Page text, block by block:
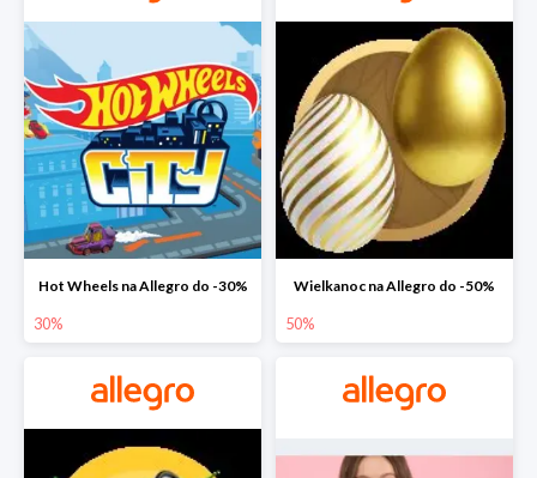
Hot Wheels na Allegro do -30%
30%
Wielkanoc na Allegro do -50%
50%